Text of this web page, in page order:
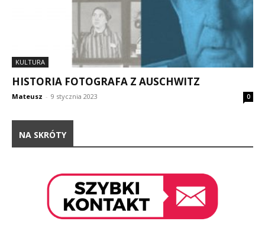
KULTURA
HISTORIA FOTOGRAFA Z AUSCHWITZ
Mateusz - 9 stycznia 2023 0
NA SKRÓTY